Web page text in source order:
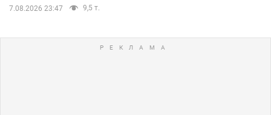
7.08.2026 23:47 9,5 т.